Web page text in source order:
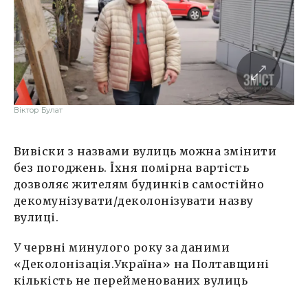
Віктор Булат
Вивіски з назвами вулиць можна змінити
без погоджень. Їхня помірна вартість
дозволяє жителям будинків самостійно
декомунізувати/деколонізувати назву
вулиці.
У червні минулого року за даними
«Деколонізація.Україна» на Полтавщині
кількість не перейменованих вулиць